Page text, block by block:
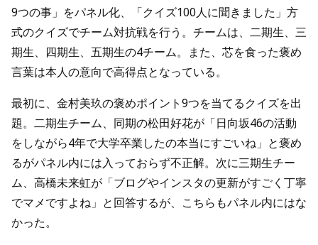
9つの事」をパネル化、「クイズ100人に聞きました」方
式のクイズでチーム対抗戦を行う。チームは、二期生、三
期生、四期生、五期生の4チーム。また、芯を食った褒め
言葉は本人の意向で高得点となっている。
最初に、金村美玖の褒めポイント9つを当てるクイズを出
題。二期生チーム、同期の松田好花が「日向坂46の活動
をしながら4年で大学卒業したの本当にすごいね」と褒め
るがパネル内には入っておらず不正解。次に三期生チー
ム、高橋未来虹が「ブログやインスタの更新がすごく丁寧
でマメですよね」と回答するが、こちらもパネル内にはな
かった。